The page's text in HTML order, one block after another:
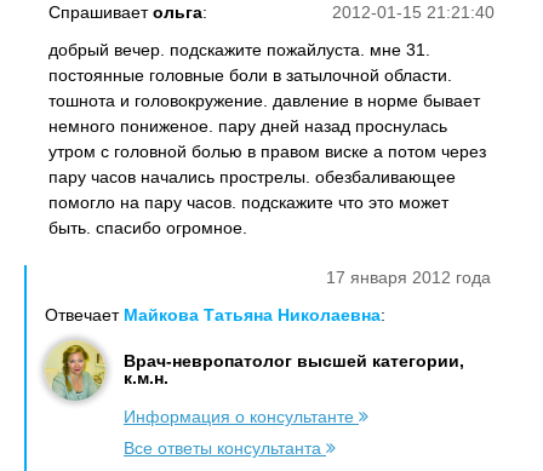
2012-01-15 21:21:40
Спрашиваетольга:
добрый вечер. подскажите пожайлуста. мне 31.
постоянные головные боли в затылочной области.
тошнота и головокружение. давление в норме бывает
немного пониженое. пару дней назад проснулась
утром с головной болью в правом виске а потом через
пару часов начались прострелы. обезбаливающее
помогло на пару часов. подскажите что это может
быть. спасибо огромное.
17 января 2012 года
Отвечает Майкова Татьяна Николаевна:
Врач-невропатолог высшей категории,
к.м.н.
Информация о консультанте
Все ответы консультанта